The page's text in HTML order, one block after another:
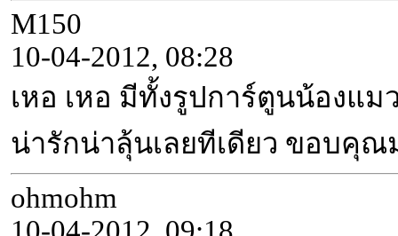
M150
10-04-2012, 08:28
เหอ เหอ มีทั้งรูปการ์ตูนน้องแ
น่ารักน่าลุ้นเลยทีเดียว ขอบคุ
ohmohm